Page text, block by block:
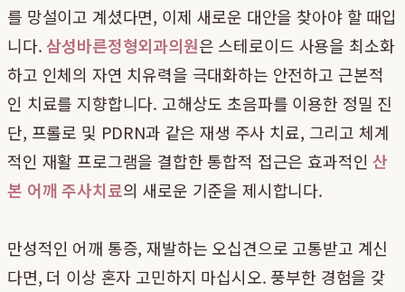
를 망설이고 계셨다면, 이제 새로운 대안을 찾아야 할 때입
니다.삼성바른정형외과의원은 스테로이드 사용을 최소화
하고 인체의 자연 치유력을 극대화하는 안전하고 근본적
인 치료를 지향합니다. 고해상도 초음파를 이용한 정밀 진
단, 프롤로 및 PDRN과 같은 재생 주사 치료, 그리고 체계
적인 재활 프로그램을 결합한 통합적 접근은 효과적인산
본 어깨 주사치료의 새로운 기준을 제시합니다.
만성적인 어깨 통증, 재발하는 오십견으로 고통받고 계신
다면, 더 이상 혼자 고민하지 마십시오. 풍부한 경험을 갖